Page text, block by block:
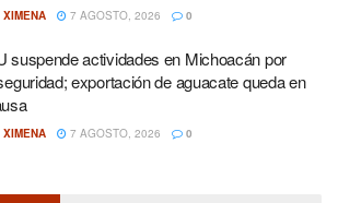
XIMENA 7 AGOSTO, 2026 0
suspende actividades en Michoacán por
exportación de aguacate queda en
XIMENA 7 AGOSTO, 2026 0